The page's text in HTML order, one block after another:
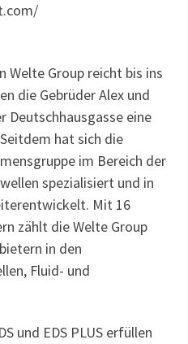
Welte Group reicht bis ins
die Gebrüder Alex und
Deutschhausgasse eine
hat sich die
im Bereich der
spezialisiert und in
Mit 16
zählt die Welte Group
in den
Fluid- und
und EDS PLUS erfüllen